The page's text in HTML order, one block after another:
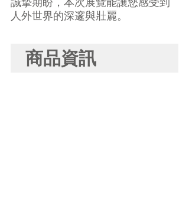
人外世界的深邃與壯麗。
商品資訊